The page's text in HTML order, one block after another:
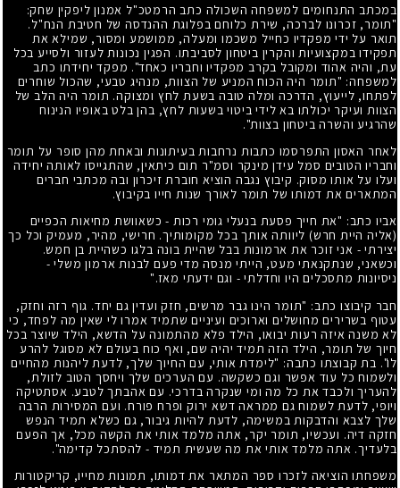
במכתב התנחומים למשפחה השכולה כתב הרמטכ"ל אמנון ליפקין שחק:
"תומר, זכרונו לברכה, שירת כלוחם בפלוגת ההנדסה של חטיבת הנח"ל.
תואר על ידי מפקדיו כחייל משכמו ומעלה, ממושמע ומסור, שמילא את
תפקידו במקצועיות והקרין ביטחון לסביבתו. הפגין נכונות לעזור ולסייע בכל
עת, והיה אהוד ומקובל בקרב מפקדיו וחבריו כאחד". מפקד יחידתו כתב
למשפחה: "תומר היה הכוח המניע של הצוות, מנהיג טבעי, שהכול שוחרים
לפתחו, לייעוץ, הדרכה ומלה טובה בשעת לחץ ומצוקה. תומר היה הלב של
הצוות ועיקר יכולתו בא לידי ביטוי בשעות לחץ, בהן בלט באופיו הנינוח
שהרגיע והשרה ביטחון בצוות".
לאחר האסון התפרסמו כתבות נרחבות בעיתונות ובאחת מהן סופר על תומר
וחבריו הטובים סמל עידן מינקר וסמ"ר תום כיתאין, שהתגייסו לאותה יחידה
ועלו על אותו מסוק. קיבוץ נגבה הוציא חוברת זיכרון ובה מכתבי חברים
המתארים את דמותו של תומר לאורך שנות חייו בקיבוץ.
אביו כתב: "את חייך פסעת בנעלי גומי רכות - כשאוושת מחיאות הכפיים
(אליה היית חרש) ליוותה אותך בכל מקומותיך. חרישי, מהיר, מעמיק וכל כך
יצירתי - אני זוכר את ארמונות בבל שהיית בונה בלגו כשהיית בן חמש.
וכשאני, שנתקנאתי מעט, הייתי מנסה מדי פעם לבנות ארמון משלי -
ניסיונות מתסכלים היו וחדלתי - וגם ידעתי מאז."
חבר קיבוצו כתב: "תומר הינו גבר מרשים, חזק ועדין גם יחד. גוף רזה וחזק,
עטוף בשרירים מחושלים וארוכים ועיניים שתמיד אמרו לי שאין מה לפחד, כי
לא משנה איזה רעות יבואו, הילד פלא מהתמונה על הדשא, הילד שיוצר בכל
חיוך של תומר, הילד הזה תמיד יהיה שם, ואף כוח בעולם לא מסוגל להרע
לו". בת קבוצתו כתבה: "לימדת אותי, עם החיוך שלך, לדעת ליהנות מהחיים
ולשמוח כל עוד אפשר וגם כשקשה. עם הערכים שלך ויחסך הטוב לזולת,
להעריך ולכבד את כל מה ומי שנקרה בדרכי. עם אהבתך לטבע. אסתטיקה
ויופי, לדעת לשמוח גם ממראה דשא ירוק ופרח פורח. ועם המסירות הרבה
שלך לצבא והדבקות במשימה, לדעת להיות גיבור, גם כשלא תמיד הנפש
חזקה דיה. ועכשיו, תומר יקר, אתה מלמד אותי את הקשה מכל, אך הפעם
בלעדיך. אתה מלמד אותי את מה שעשית תמיד - להסתכל קדימה".
משפחתו הוציאה לזכרו ספר המתאר את דמותו, תמונות מחייו, קריקטורות